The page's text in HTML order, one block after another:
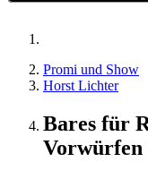
Promi und Show
Horst Lichter
Bares für
Vorwürfen